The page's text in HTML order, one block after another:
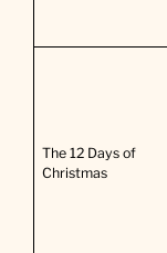
The 12 Days of
Christmas